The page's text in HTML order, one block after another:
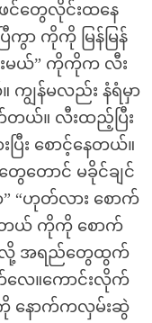
င်တွေလိုင်းထနေ
ြီကွာ ကိုကို မြန်မြန်
င်းမယ်” ကိုကိုက လီး
ကျွန်မလည်း နံရံမှာ
တယ်။ လီးထည့်ပြီး
ြီး စောင့်နေတယ်။
ေတောင် မခိုင်ချင်
” “ဟုတ်လား စောက်
တယ် ကိုကို စောက်
လို့ အရည်တွေထွက်
က်လေ။ကောင်းလိုက်
နောက်ကလှမ်းဆွဲ